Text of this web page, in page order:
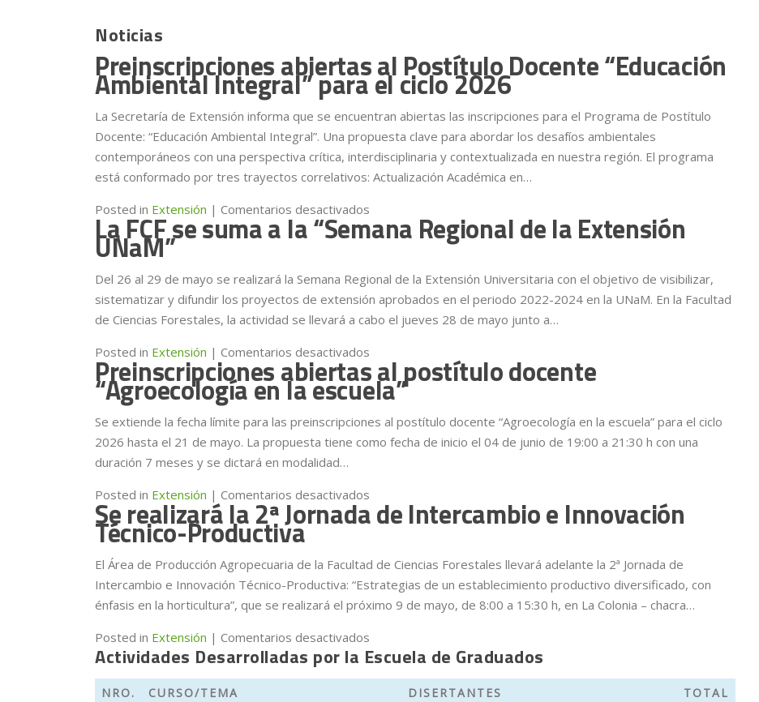
Noticias
Preinscripciones abiertas al Postítulo Docente “Educación
Ambiental Integral” para el ciclo 2026
La Secretaría de Extensión informa que se encuentran abiertas las inscripciones para el Programa de Postítulo
Docente: “Educación Ambiental Integral”. Una propuesta clave para abordar los desafíos ambientales
contemporáneos con una perspectiva crítica, interdisciplinaria y contextualizada en nuestra región. El programa
está conformado por tres trayectos correlativos: Actualización Académica en…
Posted in Extensión | Comentarios desactivados
La FCF se suma a la “Semana Regional de la Extensión
UNaM”
Del 26 al 29 de mayo se realizará la Semana Regional de la Extensión Universitaria con el objetivo de visibilizar,
sistematizar y difundir los proyectos de extensión aprobados en el periodo 2022-2024 en la UNaM. En la Facultad
de Ciencias Forestales, la actividad se llevará a cabo el jueves 28 de mayo junto a…
Posted in Extensión | Comentarios desactivados
Preinscripciones abiertas al postítulo docente
“Agroecología en la escuela”
Se extiende la fecha límite para las preinscripciones al postítulo docente “Agroecología en la escuela” para el ciclo
2026 hasta el 21 de mayo. La propuesta tiene como fecha de inicio el 04 de junio de 19:00 a 21:30 h con una
duración 7 meses y se dictará en modalidad…
Posted in Extensión | Comentarios desactivados
Se realizará la 2ª Jornada de Intercambio e Innovación
Técnico-Productiva
El Área de Producción Agropecuaria de la Facultad de Ciencias Forestales llevará adelante la 2ª Jornada de
Intercambio e Innovación Técnico-Productiva: “Estrategias de un establecimiento productivo diversificado, con
énfasis en la horticultura”, que se realizará el próximo 9 de mayo, de 8:00 a 15:30 h, en La Colonia – chacra…
Posted in Extensión | Comentarios desactivados
Actividades Desarrolladas por la Escuela de Graduados
NRO. CURSO/TEMA DISERTANTES TOTAL